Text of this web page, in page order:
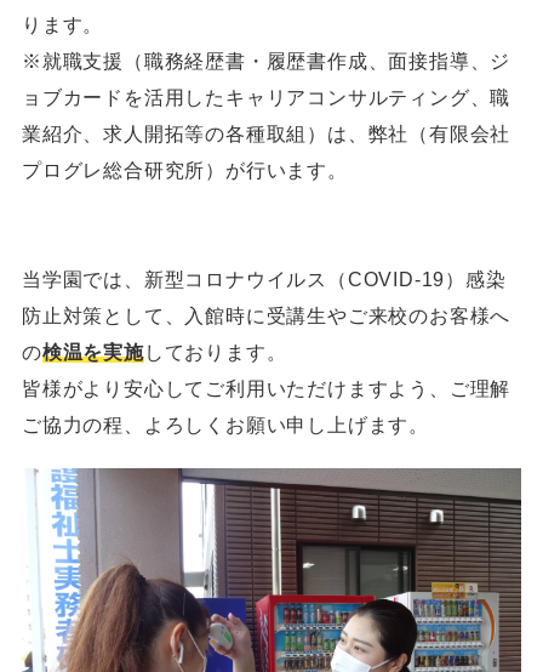
ります。
※就職支援（職務経歴書・履歴書作成、面接指導、ジ
ョブカードを活用したキャリアコンサルティング、職
業紹介、求人開拓等の各種取組）は、弊社（有限会社
プログレ総合研究所）が行います。
当学園では、新型コロナウイルス（COVID-19）感染
防止対策として、入館時に受講生やご来校のお客様へ
の検温を実施しております。
皆様がより安心してご利用いただけますよう、ご理解
ご協力の程、よろしくお願い申し上げます。